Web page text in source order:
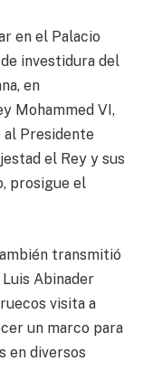
en el Palacio
investidura del
en
Mohammed VI,
al Presidente
el Rey y sus
prosigue el
transmitió
Abinader
visita a
un marco para
en diversos